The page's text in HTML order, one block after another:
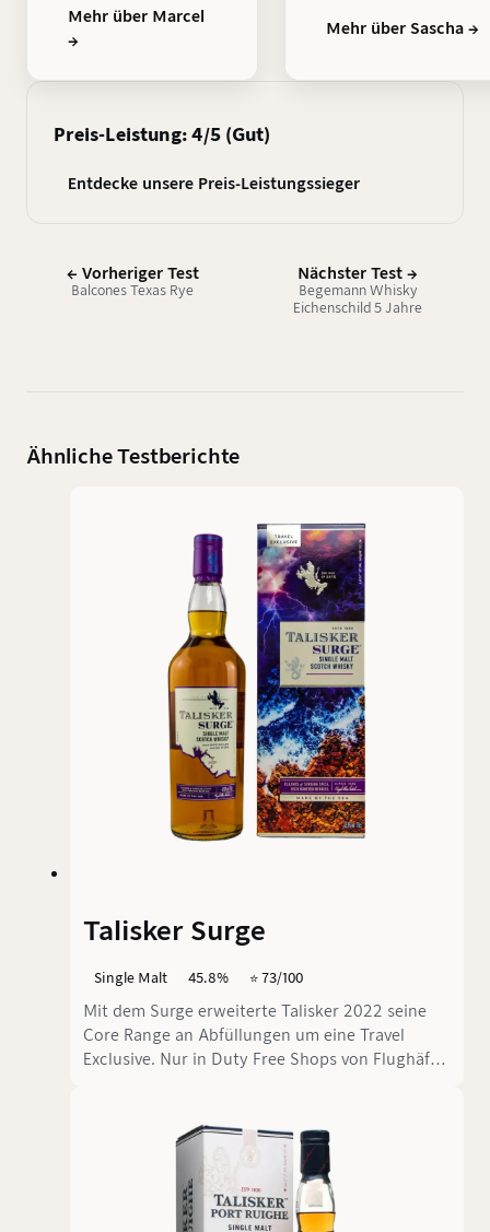
Mehr über Marcel
→
Mehr über Sascha →
Preis-Leistung: 4/5 (Gut)
Entdecke unsere Preis-Leistungssieger
← Vorheriger Test
Balcones Texas Rye
Nächster Test →
Begemann Whisky
Eichenschild 5 Jahre
Ähnliche Testberichte
Talisker Surge
Single Malt 45.8% ⭐️ 73/100
Mit dem Surge erweiterte Talisker 2022 seine
Core Range an Abfüllungen um eine Travel
Exclusive. Nur in Duty Free Shops von Flughäfen
ausschließlich in ex-Bourbon Fässern reifte,